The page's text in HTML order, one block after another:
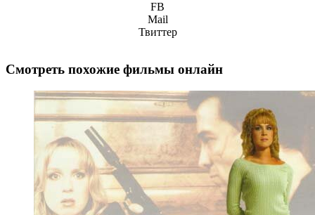
FB
Mail
Твиттер
Смотреть похожие фильмы онлайн